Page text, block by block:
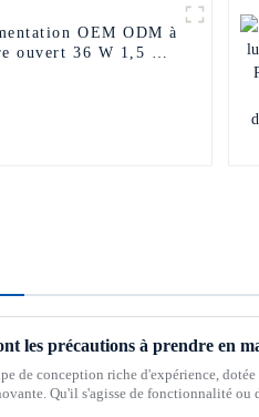
OEM ODM à
ouvert 36 W 1,5 A
de conception riche d'expérience,
Qu'il s'agisse de fonctionnalité ou